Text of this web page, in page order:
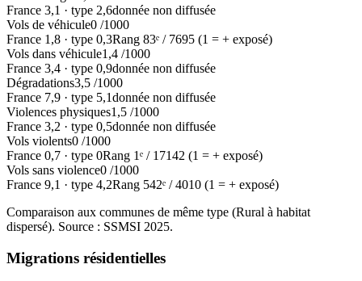
France 3,1 · type 2,6donnée non diffusée
Vols de véhicule0 /1000
France 1,8 · type 0,3Rang 83ᵉ / 7695 (1 = + exposé)
Vols dans véhicule1,4 /1000
France 3,4 · type 0,9donnée non diffusée
Dégradations3,5 /1000
France 7,9 · type 5,1donnée non diffusée
Violences physiques1,5 /1000
France 3,2 · type 0,5donnée non diffusée
Vols violents0 /1000
France 0,7 · type 0Rang 1ᵉ / 17142 (1 = + exposé)
Vols sans violence0 /1000
France 9,1 · type 4,2Rang 542ᵉ /4010 (1 = + exposé)
Comparaison aux communes de même type (Rural à habitat
dispersé). Source : SSMSI 2025.
Migrations résidentielles